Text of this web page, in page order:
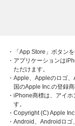
・「App Store」ボタン
・アプリケーションは
ただけます。
・Apple、Appleのロゴ
国のApple Inc.の登録商
・iPhone商標は、アイ
す。
・Copyright (C) Apple
・Android、Androidロゴ